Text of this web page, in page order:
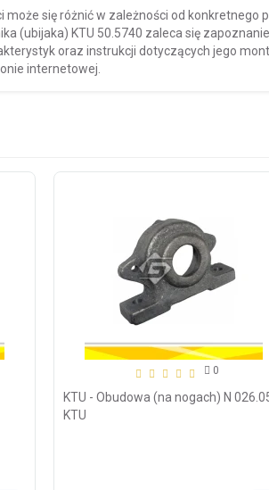
może się różnić w zależności od
(ubijaka) KTU 50.5740 zaleca się
oraz instrukcji dotyczących jego
internetowej.
0
KTU - Obudowa (na nogach) N
KTU